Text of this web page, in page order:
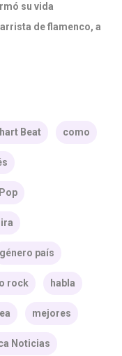
su vida
de flamenco, a
Beat como
género país
rock habla
mejores
Noticias